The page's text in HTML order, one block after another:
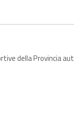
della Provincia